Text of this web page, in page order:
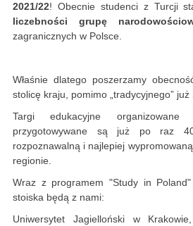
2021/22! Obecnie studenci z Turcji
liczebności grupę
zagranicznych w Polsce.
Właśnie dlatego poszerzamy
stolicę kraju, pomimo „tradycyjnego” już
Targi edukacyjne
przygotowywane są już po raz
rozpoznawalną i najlepiej
regionie.
Wraz z programem "Study in
stoiska będą z nami:
Uniwersytet Jagielloński w